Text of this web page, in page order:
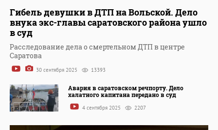
Гибель девушки в ДТП на Вольской. Дело
внука экс-главы саратовского района ушло
в суд
Расследование дела о смертельном ДТП в центре
Саратова
30 сентября 2025 13393
Авария в саратовском речпорту. Дело
халатного капитана передано в суд
4 сентября 2025 2207